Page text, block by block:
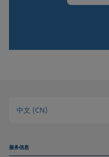
中文 (CN)
服务信息